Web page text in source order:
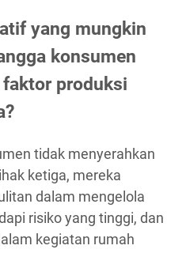
yang mungkin
konsumen
produksi
tidak menyerahkan
ketiga, mereka
dalam mengelola
risiko yang tinggi, dan
kegiatan rumah